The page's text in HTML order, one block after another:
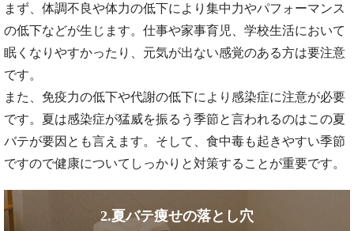
まず、体調不良や体力の低下により集中力やパフォーマンス
の低下などが生じます。仕事や家事育児、学校生活において
眠くなりやすかったり、元気が出ない感覚のある方は要注意
です。
また、免疫力の低下や代謝の低下により感染症に注意が必要
です。夏は感染症が猛威を振るう季節と言われるのはこの夏
バテが要因とも言えます。そして、食中毒も起きやすい季節
ですので健康についてしっかりと対策することが重要です。
2.夏バテ痩せの落とし穴